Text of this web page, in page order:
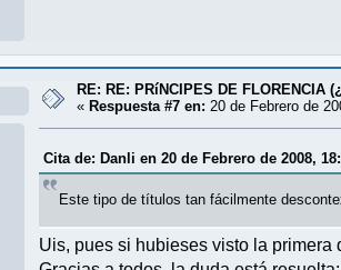
RE: RE: PRíNCIPES DE FLORENCIA
« Respuesta #7 en: 20 de Febrero de
Cita de: Danli en 20 de Febrero de 2008,
Este tipo de títulos tan fácilmente
Uis, pues si hubieses visto la